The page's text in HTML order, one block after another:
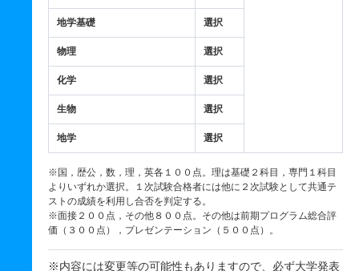
地学基礎 選択
物理 選択
化学 選択
生物 選択
地学 選択
※国，歴公，数，理，英各１００点。理は基礎２科目，専門１科目
よりいずれか選択。１次試験合格者には他に２次試験として共通テ
ストの成績を利用し合否を判定する。
※面接２００点，その他８００点。その他は前期プログラム総合評
価（３００点），プレゼンテーション（５００点）。
※内容には変更等の可能性もありますので、必ず大学発表